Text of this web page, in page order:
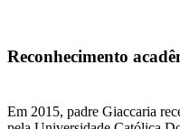
Reconhecimento
Em 2015, padre Giaccaria